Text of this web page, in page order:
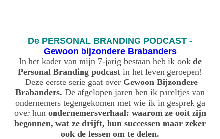
De PERSONAL BRANDING PODCAST -
Gewoon bijzondere Brabanders
In het kader van mijn 7-jarig bestaan heb ik ook de
Personal Branding podcast in het leven geroepen!
Deze eerste serie gaat over Gewoon Bijzondere
Brabanders. De afgelopen jaren ben ik pareltjes van
ondernemers tegengekomen met wie ik in gesprek ga
over hun ondernemersverhaal: waarom ze ooit zijn
begonnen, wat ze drijft, hun successen maar zeker
ook de lessen om te delen.